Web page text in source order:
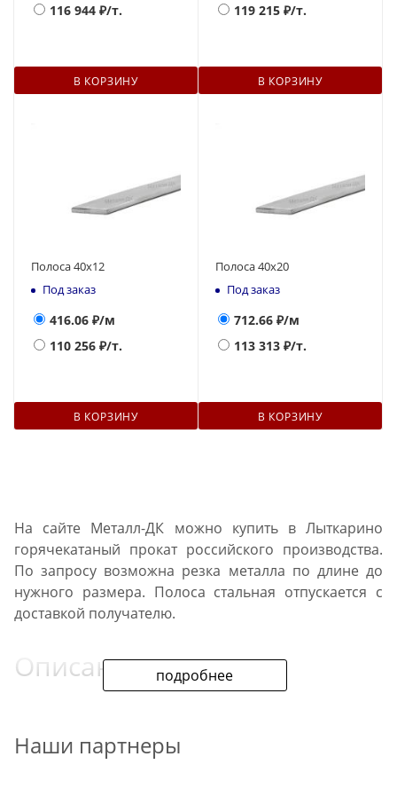
116 944 ₽/т.
В КОРЗИНУ
119 215 ₽/т.
В КОРЗИНУ
Полоса 40х12
Под заказ
416.06 ₽/м
110 256 ₽/т.
В КОРЗИНУ
Полоса 40х20
Под заказ
712.66 ₽/м
113 313 ₽/т.
В КОРЗИНУ
подробнее
На сайте Металл-ДК можно купить в Лыткарино
горячекатаный прокат российского производства.
По запросу возможна резка металла по длине до
нужного размера. Полоса стальная отпускается с
доставкой получателю.
Описание проката
углеродистые стали СТ3/10/20/35. Изготавливается
сталь полосовая с учетом требований к геометрии и
Наши партнеры